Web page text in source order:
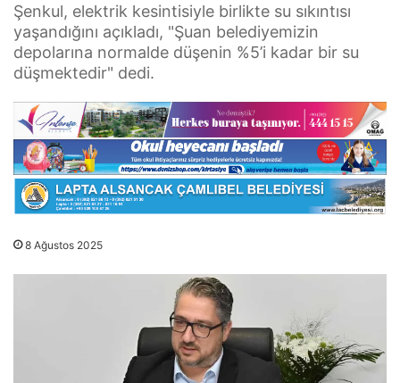
Şenkul, elektrik kesintisiyle birlikte su sıkıntısı
yaşandığını açıkladı, "Şuan belediyemizin
depolarına normalde düşenin %5’i kadar bir su
düşmektedir" dedi.
8 Ağustos 2025